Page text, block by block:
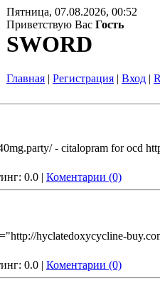
Пятница, 07.08.2026, 00:52
Приветствую Вас Гость
SWORD
Главная | Регистрация | Вход |
- citalopram for ocd
0.0 | Коментарии (0)
hyclatedoxycycline-
0.0 | Коментарии (0)